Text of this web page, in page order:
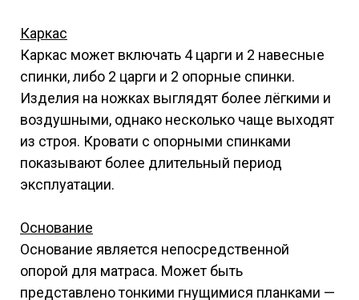
Каркас
Каркас может включать 4 царги и 2 навесные
спинки, либо 2 царги и 2 опорные спинки.
Изделия на ножках выглядят более лёгкими и
воздушными, однако несколько чаще выходят
из строя. Кровати с опорными спинками
показывают более длительный период
эксплуатации.
Основание
Основание является непосредственной
опорой для матраса. Может быть
представлено тонкими гнущимися планками —